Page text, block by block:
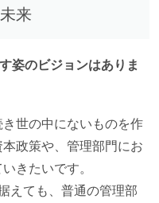
来
姿のビジョンはありま
世の中にないものを作
政策や、管理部門にお
きたいです。
えても、普通の管理部